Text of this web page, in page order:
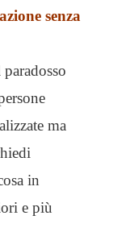
senza
ma
in
e più